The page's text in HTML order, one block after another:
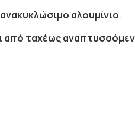
αλουμίνιο.
από ταχέως